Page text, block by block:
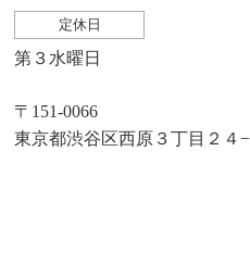
定休日
第３水曜日
〒151-0066
東京都渋谷区西原３丁目２４